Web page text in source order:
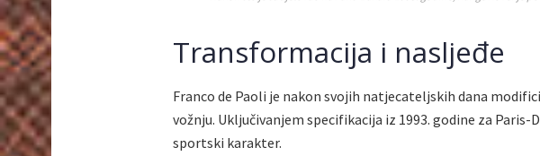
Transformacija i nasljeđe
Franco de Paoli je nakon svojih natjecateljskih dana
vožnju. Uključivanjem specifikacija iz 1993. godine za
sportski karakter.